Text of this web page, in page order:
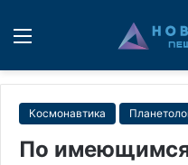
Космонавтика
По